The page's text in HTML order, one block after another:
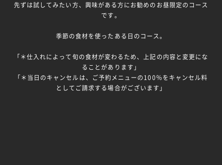
先ずは試してみたい方、興味がある方にお勧めのお昼限定のコース
です。
季節の食材を使ったある日のコース。
「＊仕入れによって旬の食材が変わるため、上記の内容と変更にな
ることがあります」
「＊当日のキャンセルは、ご予約メニューの100％をキャンセル料
としてご請求する場合がございます」